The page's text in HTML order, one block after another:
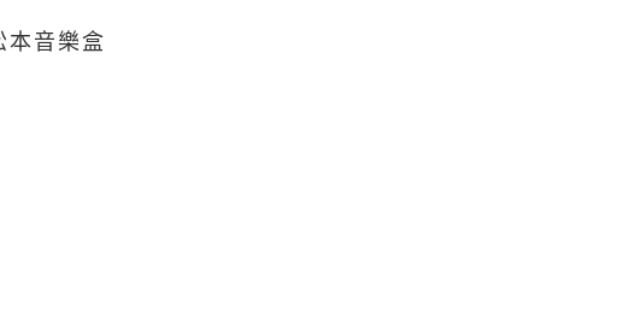
本音樂盒